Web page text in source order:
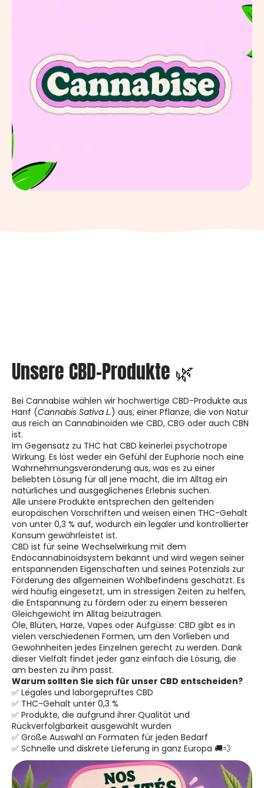
Unsere CBD-Produkte 🌿
Bei Cannabise wählen wir hochwertige CBD-Produkte aus
Hanf (Cannabis Sativa L.) aus, einer Pflanze, die von Natur
aus reich an Cannabinoiden wie CBD, CBG oder auch CBN
ist.
Im Gegensatz zu THC hat CBD keinerlei psychotrope
Wirkung. Es löst weder ein Gefühl der Euphorie noch eine
Wahrnehmungsveränderung aus, was es zu einer
beliebten Lösung für all jene macht, die im Alltag ein
natürliches und ausgeglichenes Erlebnis suchen.
Alle unsere Produkte entsprechen den geltenden
europäischen Vorschriften und weisen einen THC-Gehalt
von unter 0,3 % auf, wodurch ein legaler und kontrollierter
Konsum gewährleistet ist.
CBD ist für seine Wechselwirkung mit dem
Endocannabinoidsystem bekannt und wird wegen seiner
entspannenden Eigenschaften und seines Potenzials zur
Förderung des allgemeinen Wohlbefindens geschätzt. Es
wird häufig eingesetzt, um in stressigen Zeiten zu helfen,
die Entspannung zu fördern oder zu einem besseren
Gleichgewicht im Alltag beizutragen.
Öle, Blüten, Harze, Vapes oder Aufgüsse: CBD gibt es in
vielen verschiedenen Formen, um den Vorlieben und
Gewohnheiten jedes Einzelnen gerecht zu werden. Dank
dieser Vielfalt findet jeder ganz einfach die Lösung, die
am besten zu ihm passt.
Warum sollten Sie sich für unser CBD entscheiden?
✅ Legales und laborgeprüftes CBD
✅ THC-Gehalt unter 0,3 %
✅ Produkte, die aufgrund ihrer Qualität und
Rückverfolgbarkeit ausgewählt wurden
✅ Große Auswahl an Formaten für jeden Bedarf
✅ Schnelle und diskrete Lieferung in ganz Europa 🚚💨